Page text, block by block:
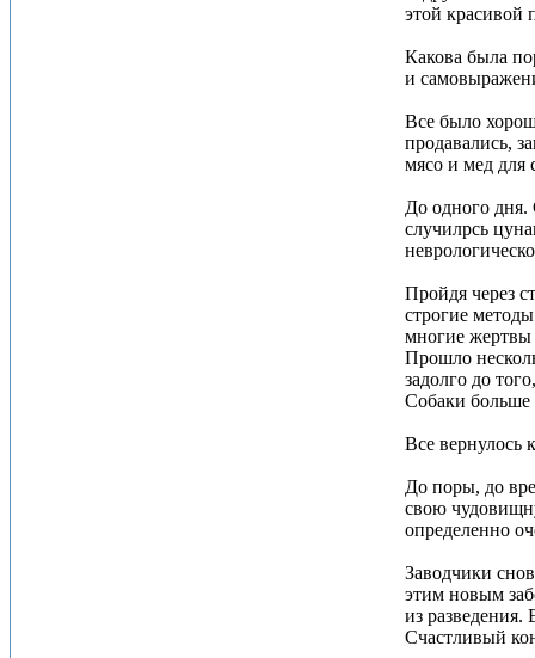
этой красивой
Какова была
и
Все было
продавались,
мясо и мед для
До одного дня.
случилрсь
Пройдя через
строгие
многие жертвы
Прошло
задолго до
Собаки
Все вернулось
До поры, до
свою
определенно
Заводчики
этим новым
из
Счастливый